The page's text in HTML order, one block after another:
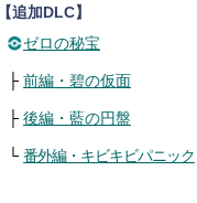
追加DLC】
ゼロの秘宝
├ 前編・碧の仮面
├ 後編・藍の円盤
└ 番外編・キビキビパニック